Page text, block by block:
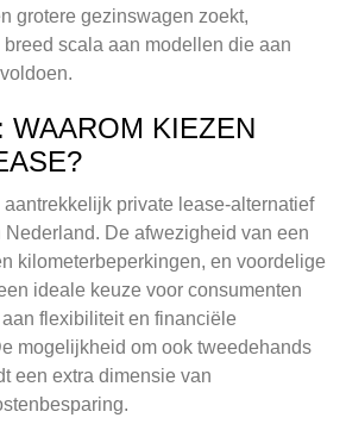
grotere gezinswagen zoekt,
scala aan modellen die aan
WAAROM KIEZEN
private lease-alternatief
Nederland. De afwezigheid van een
kilometerbeperkingen, en voordelige
ideale keuze voor consumenten
flexibiliteit en financiële
mogelijkheid om ook tweedehands
een extra dimensie van